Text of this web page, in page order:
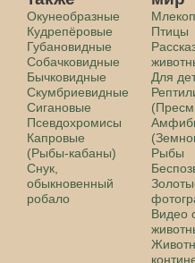
Окунеобразные
Кудрепёровые
Губановидные
Собачковидные
Бычковидные
Скумбриевидные
Сигановые
Псевдохромисы
Капровые
(Рыбы-кабаны)
Снук,
обыкновенный
робало
Птицы
Для
Рыбы
Видео